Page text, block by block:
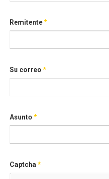
Remitente*
Su correo *
Asunto *
Captcha *